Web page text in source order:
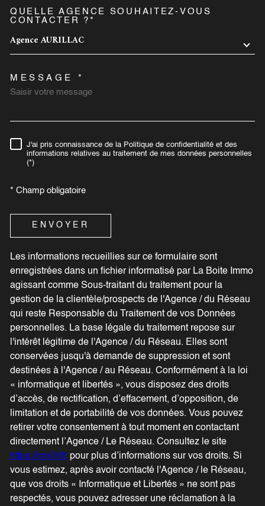
QUELLE AGENCE SOUHAITEZ-VOUS
CONTACTER ?*
Agence AURILLAC
MESSAGE *
RÈGLEMENTATION
J'ai pris connaissance de la Politique de confidentialité et des
informations relatives au traitement de mes données personnelles
(*)
* Champ obligatoire
ENVOYER
Les informations recueillies sur ce formulaire sont
enregistrées dans un fichier informatisé par La Boite Immo
agissant comme Sous-traitant du traitement pour la
gestion de la clientèle/prospects de l'Agence / du Réseau
qui reste Responsable du Traitement de vos Données
personnelles. La base légale du traitement repose sur
l'intérêt légitime de l'Agence / du Réseau. Elles sont
conservées jusqu'à demande de suppression et sont
destinées à l'Agence / au Réseau. Conformément à la loi
« informatique et libertés », vous disposez des droits
d’accès, de rectification, d’effacement, d’opposition, de
limitation et de portabilité de vos données. Vous pouvez
retirer votre consentement à tout moment en contactant
directement l’Agence / Le Réseau. Consultez le site
https://cnil.fr/frpour plus d’informations sur vos droits. Si
vous estimez, après avoir contacté l'Agence / le Réseau,
que vos droits « Informatique et Libertés » ne sont pas
respectés, vous pouvez adresser une réclamation à la